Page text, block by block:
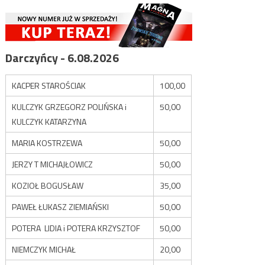
Darczyńcy - 6.08.2026
KACPER STAROŚCIAK
100,00
KULCZYK GRZEGORZ POLIŃSKA i
KULCZYK KATARZYNA
50,00
MARIA KOSTRZEWA
50,00
JERZY T MICHAJŁOWICZ
50,00
KOZIOŁ BOGUSŁAW
35,00
PAWEŁ ŁUKASZ ZIEMIAŃSKI
50,00
POTERA LIDIA i POTERA KRZYSZTOF
50,00
NIEMCZYK MICHAŁ
20,00